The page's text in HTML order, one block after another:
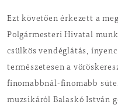
Ezt követően érkezett a
Polgármesteri Hivatal
csülkös vendéglátás,
természetesen a
finomabbnál-finomabb
muzsikáról Balaskó István